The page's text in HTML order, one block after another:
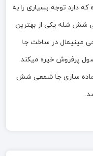
دارد توجه بسیاری را به
شش شله یکی از بهترین
مینیمال در ساخت جا
پرفروش خیره میکند.
آماده سازی جا شمعی شش